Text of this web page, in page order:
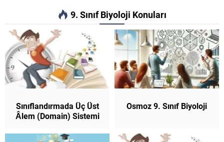
9. Sınıf Biyoloji Konuları
Sınıflandırmada Üç Üst
Âlem (Domain) Sistemi
Osmoz 9. Sınıf Biyoloji